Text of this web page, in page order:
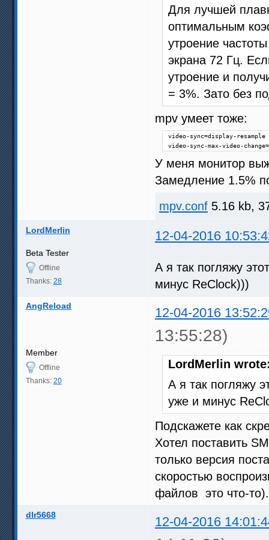
Для лучшей
оптимальным
утроение
экрана 72 Гц.
утроение и
= 3%. Зато без
mpv умеет тоже:
video-sync=display-resample
video-sync-max-video-
У меня монитор
Замедление 1.5%
mpv.conf 5.16 kb,
LordMerlin 12-04-2016
Beta Tester
Offline
Thanks: 28
А я так погляжу
минус ReClock)))
AngReload 12-04-2016
13:55:28)
Member
Offline
Thanks: 20
LordMerlin
А я так погляжу
уже и минус
Подскажете как
Хотел поставить
только версия
скоростью
файлов это что-
dlr5668 12-04-2016